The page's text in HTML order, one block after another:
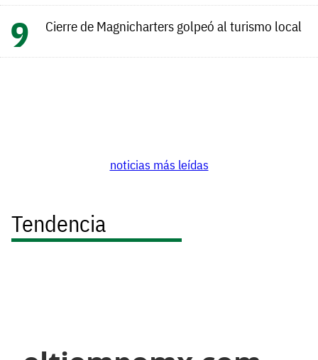
Cierre de Magnicharters golpeó al turismo local
noticias más leídas
Tendencia